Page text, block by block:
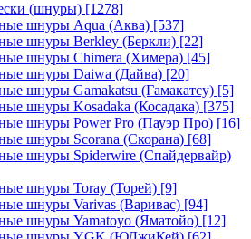
(шнуры) [1278]
шнуры Aqua (Аква) [537]
шнуры Berkley (Беркли) [22]
шнуры Chimera (Химера) [45]
шнуры Daiwa (Дайва) [20]
шнуры Gamakatsu (Гамакатсу) [5]
шнуры Kosadaka (Косадака) [375]
шнуры Power Pro (Пауэр Про) [16]
шнуры Scorana (Скорана) [68]
шнуры Spiderwire (Спайдервайр)
шнуры Toray (Торей) [9]
шнуры Varivas (Варивас) [94]
шнуры Yamatoyo (Яматойо) [12]